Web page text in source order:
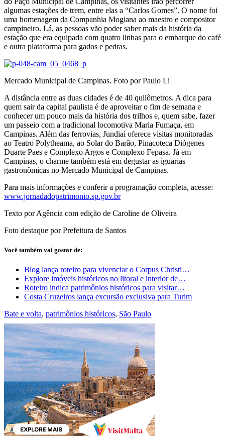
algumas estações de trem, entre elas a “Carlos Gomes”. O nome foi
uma homenagem da Companhia Mogiana ao maestro e compositor
campineiro. Lá, as pessoas vão poder saber mais da história da
estação que era equipada com quatro linhas para o embarque do café
e outra plataforma para gados e pedras.
Mercado Municipal de Campinas. Foto por Paulo Li
A distância entre as duas cidades é de 40 quilômetros. A dica para
quem sair da capital paulista é de aproveitar o fim de semana e
conhecer um pouco mais da história dos trilhos e, quem sabe, fazer
um passeio com a tradicional locomotiva Maria Fumaça, em
Campinas. Além das ferrovias, Jundiaí oferece visitas monitoradas
ao Teatro Polytheama, ao Solar do Barão, Pinacoteca Diógenes
Duarte Paes e Complexo Argos e Complexo Fepasa. Já em
Campinas, o charme também está em degustar as iguarias
gastronômicas no Mercado Municipal de Campinas.
Para mais informações e conferir a programação completa, acesse:
www.jornadadopatrimonio.sp.gov.br
Texto por Agência com edição de Caroline de Oliveira
Foto destaque por Prefeitura de Santos
Você também vai gostar de:
Blog lança roteiro para vivenciar o Corpus Christi…
Explore imóveis históricos no litoral e interior de…
Roteiro indica patrimônios históricos para visitar…
Costa Cruzeiros lança excursão exclusiva para Turim
Bate e volta, patrimônios históricos, São Paulo